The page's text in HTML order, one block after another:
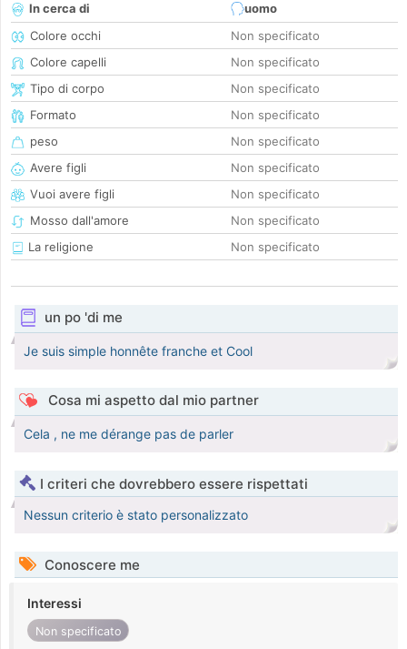
In cerca di
uomo
Colore occhi
Non specificato
Colore capelli
Non specificato
Tipo di corpo
Non specificato
Formato
Non specificato
peso
Non specificato
Avere figli
Non specificato
Vuoi avere figli
Non specificato
Mosso dall'amore
Non specificato
La religione
Non specificato
un po 'di me
Je suis simple honnête franche et Cool
Cosa mi aspetto dal mio partner
Cela , ne me dérange pas de parler
I criteri che dovrebbero essere rispettati
Nessun criterio è stato personalizzato
Conoscere me
Interessi
Non specificato